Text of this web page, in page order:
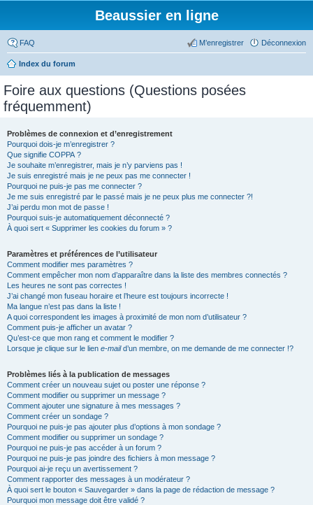
Beaussier en ligne
FAQ Déconnexion
M’enregistrer
Index du forum
Foire aux questions (Questions posées
fréquemment)
Problèmes de connexion et d’enregistrement
Pourquoi dois-je m’enregistrer ?
Que signifie COPPA ?
Je souhaite m’enregistrer, mais je n’y parviens pas !
Je suis enregistré mais je ne peux pas me connecter !
Pourquoi ne puis-je pas me connecter ?
Je me suis enregistré par le passé mais je ne peux plus me connecter ?!
J’ai perdu mon mot de passe !
Pourquoi suis-je automatiquement déconnecté ?
À quoi sert « Supprimer les cookies du forum » ?
Paramètres et préférences de l’utilisateur
Comment modifier mes paramètres ?
Comment empêcher mon nom d’apparaître dans la liste des membres connectés ?
Les heures ne sont pas correctes !
J’ai changé mon fuseau horaire et l’heure est toujours incorrecte !
Ma langue n’est pas dans la liste !
A quoi correspondent les images à proximité de mon nom d’utilisateur ?
Comment puis-je afficher un avatar ?
Qu’est-ce que mon rang et comment le modifier ?
Lorsque je clique sur le lien e-maild’un membre, on me demande de me connecter !?
Problèmes liés à la publication de messages
Comment créer un nouveau sujet ou poster une réponse ?
Comment modifier ou supprimer un message ?
Comment ajouter une signature à mes messages ?
Comment créer un sondage ?
Pourquoi ne puis-je pas ajouter plus d’options à mon sondage ?
Comment modifier ou supprimer un sondage ?
Pourquoi ne puis-je pas accéder à un forum ?
Pourquoi ne puis-je pas joindre des fichiers à mon message ?
Pourquoi ai-je reçu un avertissement ?
Comment rapporter des messages à un modérateur ?
À quoi sert le bouton « Sauvegarder » dans la page de rédaction de message ?
Pourquoi mon message doit être validé ?